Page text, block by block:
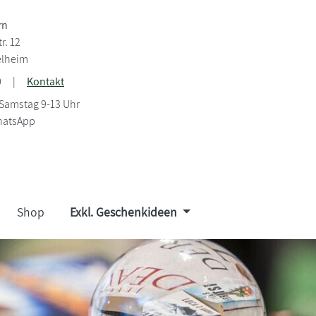
12
|
Kontakt
9-13 Uhr
Shop Exkl. Geschenkideen